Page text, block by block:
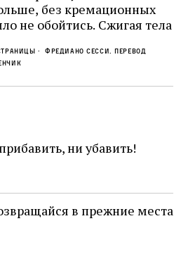
без кремационных
не обойтись. Cжигая тела
культу смерти, но и
соседних городов,
каждый день в этих
Фредиано Сесси. Перевод
ни убавить!
в прежние места